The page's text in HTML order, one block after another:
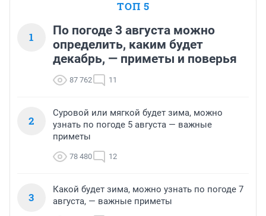
ТОП 5
1
По погоде 3 августа можно
определить, каким будет
декабрь, — приметы и поверья
87 762 11
2
Суровой или мягкой будет зима, можно
узнать по погоде 5 августа — важные
приметы
78 480 12
3
Какой будет зима, можно узнать по погоде 7
августа, — важные приметы